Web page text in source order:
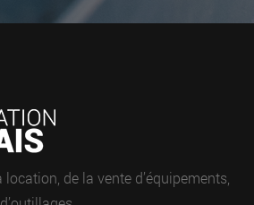
de la vente d’équipements,